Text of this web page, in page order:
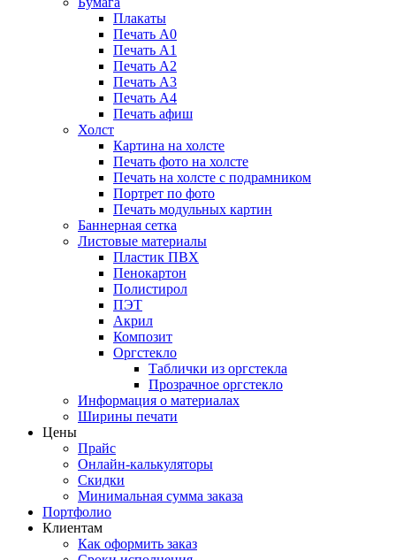
Плакаты
Печать А0
Печать А1
Печать А2
Печать А3
Печать А4
Печать афиш
Холст
Картина на холсте
Печать фото на холсте
Печать на холсте с подрамником
Портрет по фото
Печать модульных картин
Баннерная сетка
Листовые материалы
Пластик ПВХ
Пенокартон
Полистирол
ПЭТ
Акрил
Композит
Оргстекло
Таблички из оргстекла
Прозрачное оргстекло
Информация о материалах
Ширины печати
Цены
Прайс
Онлайн-калькуляторы
Скидки
Минимальная сумма заказа
Портфолио
Клиентам
Как оформить заказ